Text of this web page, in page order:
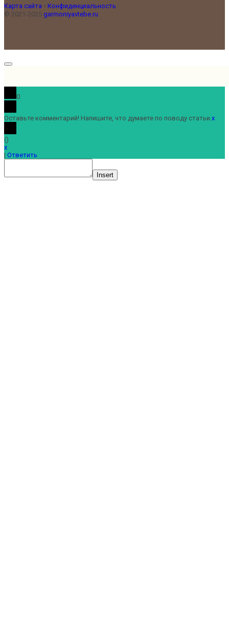
Карта сайта • Конфиденциальность
© 2021-2025 garmoniyavtebe.ru
0
Оставьте комментарий! Напишите, что думаете по поводу статьи.x
()
x
| Ответить
Insert